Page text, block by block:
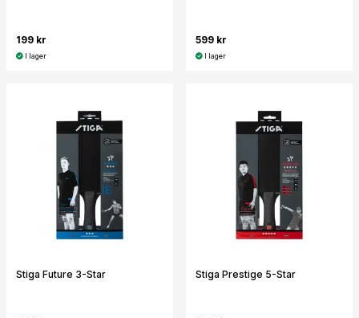
199 kr
I lager
599 kr
I lager
Stiga Future 3-Star Stiga Prestige 5-Star